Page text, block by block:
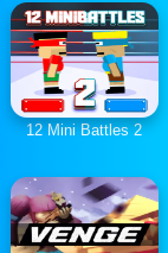
12 Mini Battles 2